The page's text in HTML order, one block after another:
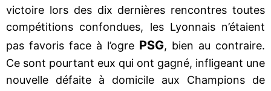
victoire lors des dix dernières rencontres toutes
compétitions confondues, les Lyonnais n’étaient
pas favoris face à l’ogre PSG, bien au contraire.
Ce sont pourtant eux qui ont gagné, infligeant une
nouvelle défaite à domicile aux Champions de